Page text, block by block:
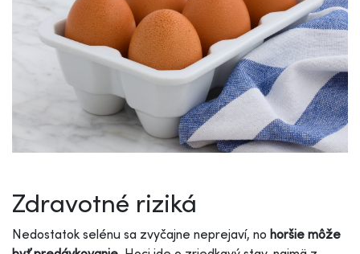
Zdravotné riziká
Nedostatok selénu sa zvyčajne neprejaví, no horšie môže